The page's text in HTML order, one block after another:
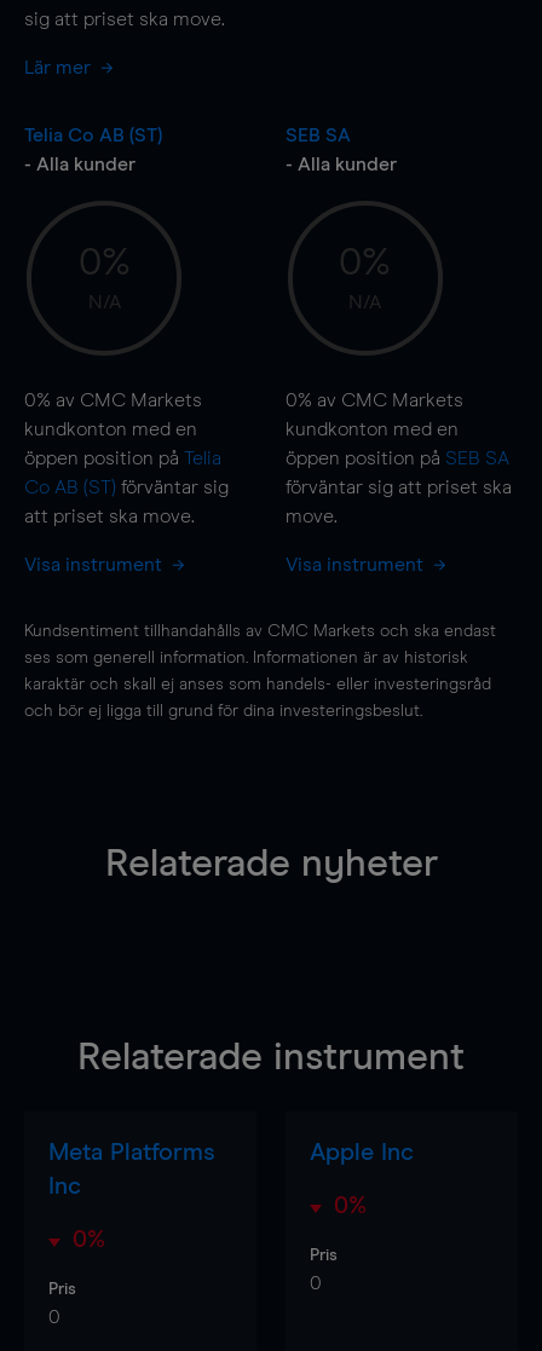
sig att priset ska move.
Lär mer
Telia Co AB (ST)
- Alla kunder
0%
N/A
0% av CMC Markets
kundkonton med en
öppen position på Telia
Co AB (ST) förväntar sig
att priset ska move.
Visa instrument
SEB SA
- Alla kunder
0%
N/A
0% av CMC Markets
kundkonton med en
öppen position på SEB SA
förväntar sig att priset ska
move.
Visa instrument
Kundsentiment tillhandahålls av CMC Markets och ska endast
ses som generell information. Informationen är av historisk
karaktär och skall ej anses som handels- eller investeringsråd
och bör ej ligga till grund för dina investeringsbeslut.
Relaterade nyheter
Relaterade instrument
Meta Platforms
Inc
0%
Pris
0
Apple Inc
0%
Pris
0